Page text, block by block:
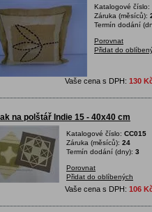
Katalogové číslo:
Záruka (měsíců):
Termín dodání
Porovnat
Přidat do
Vaše cena s DPH: 130
na polštář Indie 15 - 40x40 cm
Katalogové číslo: CC015
Záruka (měsíců): 24
Termín dodání (dny): 3
Porovnat
Přidat do oblíbených
Vaše cena s DPH: 106